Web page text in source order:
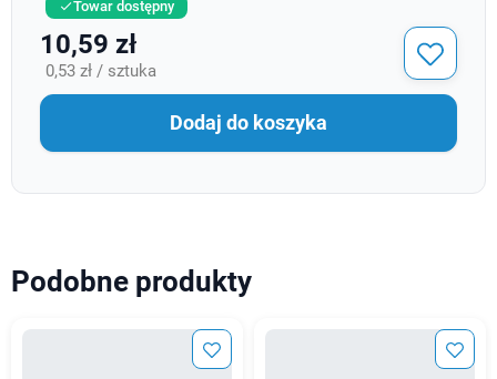
Towar dostępny
10,59 zł
0,53 zł / sztuka
Dodaj do koszyka
Podobne produkty